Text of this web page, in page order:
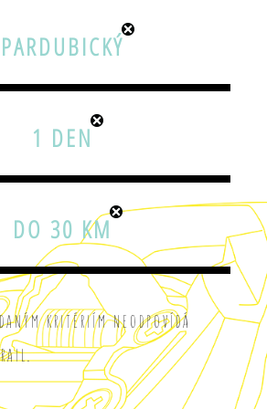
PARDUBICKÝ
1 DEN
DO 30 KM
kritériím neodpovídá